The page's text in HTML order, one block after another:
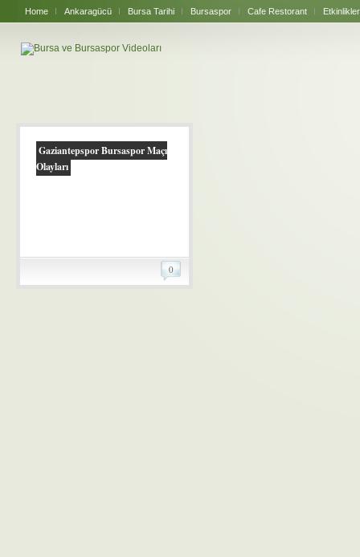
Home Ankaragücü Bursa Tarihi Bursaspor Cafe Restorant Etkinlikler
Gaziantepspor Bursaspor Maçı
Olayları
0